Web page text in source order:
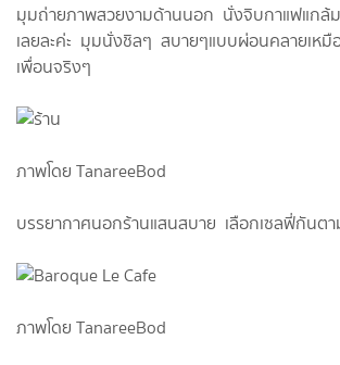
มุมถ่ายภาพสวยงามด้านนอก นั่งจิบกาแฟแกล้
เลยละค่ะ มุมนั่งชิลๆ สบายๆแบบผ่อนคลายเหมื
เพื่อนจริงๆ
ภาพโดย TanareeBod
บรรยากาศนอกร้านแสนสบาย เลือกเซลฟี่กันตา
ภาพโดย TanareeBod